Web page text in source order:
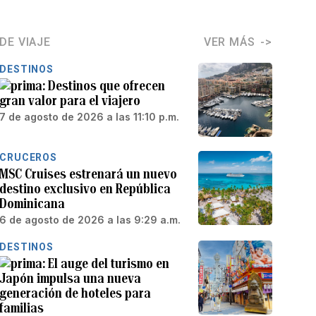
DE VIAJE VER MÁS
DESTINOS
Destinos que ofrecen
gran valor para el viajero
7 de agosto de 2026 a las 11:10 p.m.
CRUCEROS
MSC Cruises estrenará un nuevo
destino exclusivo en República
Dominicana
6 de agosto de 2026 a las 9:29 a.m.
DESTINOS
El auge del turismo en
Japón impulsa una nueva
generación de hoteles para
familias